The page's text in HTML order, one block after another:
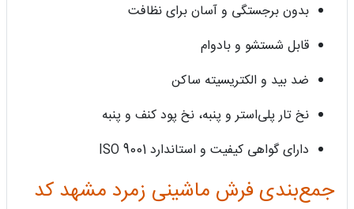
بدون برجستگی و آسان برای نظافت
قابل شستشو و بادوام
ضد بید و الکتریسیته ساکن
نخ تار پلی‌استر و پنبه، نخ پود کنف و پنبه
دارای گواهی کیفیت و استاندارد ISO 9001
جمع‌بندی فرش ماشینی زمرد مشهد کد